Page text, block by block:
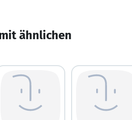
ähnlichen